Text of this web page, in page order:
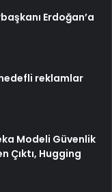
Erdoğan’a
reklamlar
Modeli Güvenlik
Çıktı, Hugging